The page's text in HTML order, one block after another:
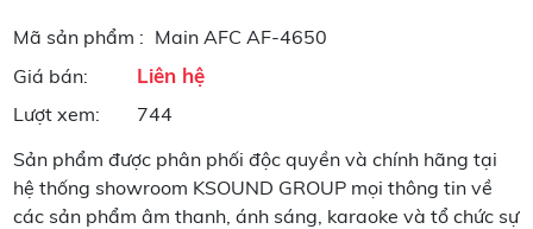
Mã sản phẩm : Main AFC AF-4650
Giá bán:
Liên hệ
Lượt xem:
744
Sản phẩm được phân phối độc quyền và chính hãng tại
hệ thống showroom KSOUND GROUP mọi thông tin về
các sản phẩm âm thanh, ánh sáng, karaoke và tổ chức sự